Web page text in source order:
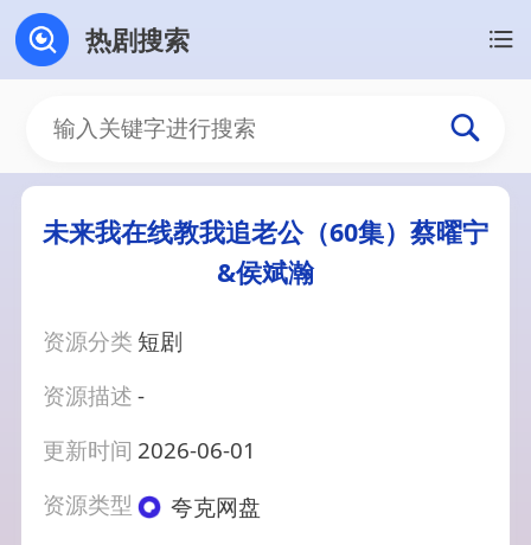
热剧搜索
未来我在线教我追老公（60集）蔡曜宁
&侯斌瀚
资源分类 短剧
资源描述-
更新时间 2026-06-01
资源类型
夸克网盘